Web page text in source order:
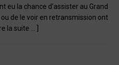
eu la chance d’assister au Grand
de le voir en retransmission ont
la suite … ]